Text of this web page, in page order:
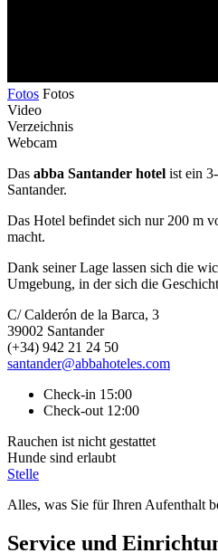
Fotos Fotos
Video
Verzeichnis
Webcam
Das abba Santander hotel ist ein
Santander.
Das Hotel befindet sich nur 200 m
macht.
Dank seiner Lage lassen sich die
Umgebung, in der sich die
C/ Calderón de la Barca, 3
39002 Santander
(+34) 942 21 24 50
santander@abbahoteles.com
Check-in 15:00
Check-out 12:00
Rauchen ist nicht gestattet
Hunde sind erlaubt
Stelle
Alles, was Sie für Ihren Aufenthalt
Service und